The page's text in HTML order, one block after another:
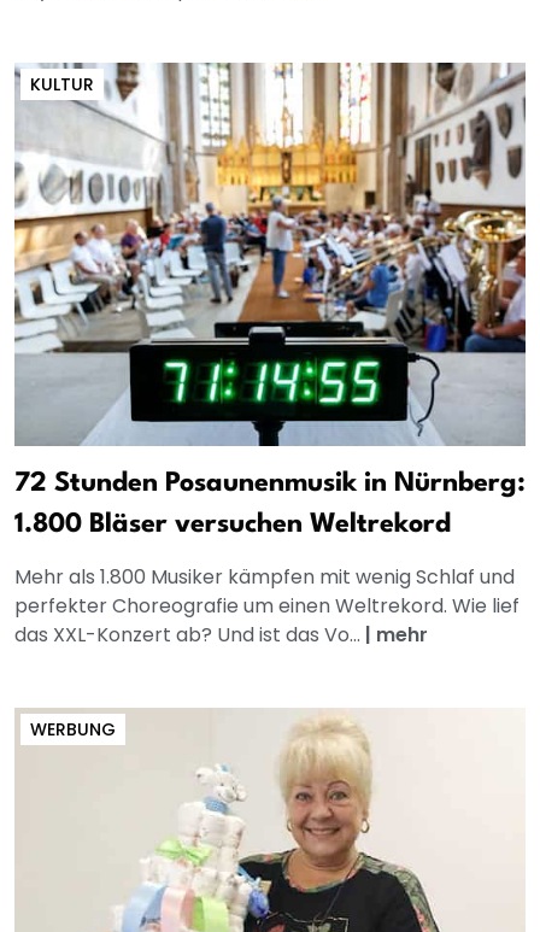
KULTUR
72 Stunden Posaunenmusik in Nürnberg:
1.800 Bläser versuchen Weltrekord
Mehr als 1.800 Musiker kämpfen mit wenig Schlaf und
perfekter Choreografie um einen Weltrekord. Wie lief
das XXL-Konzert ab? Und ist das Vo... | mehr
WERBUNG